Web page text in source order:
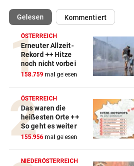
Gelesen(ausgewählt)Kommentiert
ÖSTERREICH
Erneuter Allzeit-
Rekord ++ Hitze
noch nicht vorbei
158.759 mal gelesen
ÖSTERREICH
Das waren die
heißesten Orte ++
So geht es weiter
155.956 mal gelesen
NIEDERÖSTERREICH